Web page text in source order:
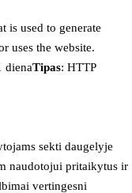
is used to generate
uses the website.
dienaTipas: HTTP
sekti daugelyje
naudotojui pritaikytus ir
vertingesni